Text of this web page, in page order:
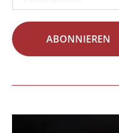
ABONNIEREN